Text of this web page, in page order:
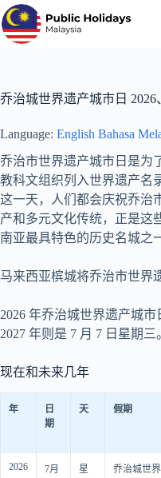
跳
至
乔治城世界遗产城市日 2026
Language: English Bahasa
乔治市世界遗产城市日是为
教科文组织列入世界遗产名
这一天，人们都会庆祝乔治
产和多元文化传统，正是这
南亚最具特色的历史名城之
马来西亚槟城将乔治市世界
2026 年乔治城世界遗产城
2027 年则是 7 月 7 日星期三
现在和未来几年
年
日
期
天 假期
2026
7月
星
乔治城世